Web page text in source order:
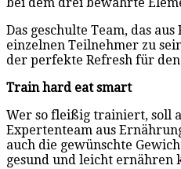
Das geschulte Team, das
einzelnen Teilnehmer zu
der perfekte Refresh für
Train hard eat smart
Wer so fleißig trainiert, soll
Expertenteam aus
auch die gewünschte
gesund und leicht ernähren